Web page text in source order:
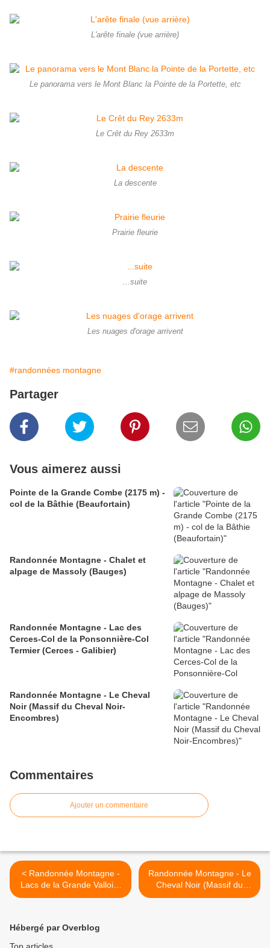
L'arête finale (vue arrière)
Le panorama vers le Mont Blanc la Pointe de la Portette, etc
Le Crêt du Rey 2633m
La descente
Prairie fleurie
...suite
Les nuages d'orage arrivent
#randonnées montagne
Partager
Vous aimerez aussi
Pointe de la Grande Combe (2175 m) -
col de la Bâthie (Beaufortain)
Randonnée Montagne - Chalet et
alpage de Massoly (Bauges)
Randonnée Montagne - Lac des
Cerces-Col de la Ponsonnière-Col
Termier (Cerces - Galibier)
Randonnée Montagne - Le Cheval
Noir (Massif du Cheval Noir-
Encombres)
Commentaires
Ajouter un commentaire
< Randonnée Montagne -
Lacs de la Grande Valloire
(Massif de Belledonne) par
Randonnée Montagne - Le
Cheval Noir (Massif du
Cheval Noir-Encombres) >
Hébergé par Overblog